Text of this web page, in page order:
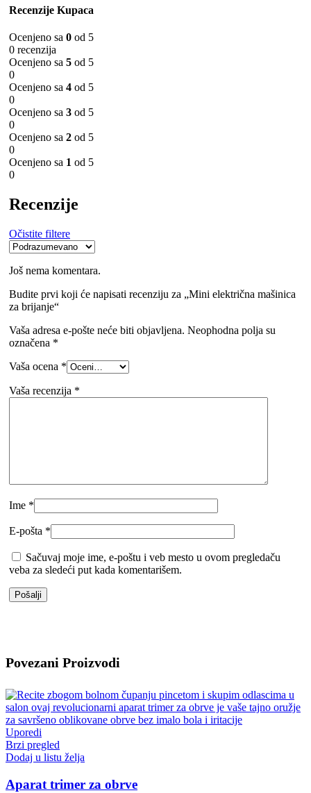
Recenzije Kupaca
Ocenjeno sa 0 od 5
0 recenzija
Ocenjeno sa 5 od 5
0
Ocenjeno sa 4 od 5
0
Ocenjeno sa 3 od 5
0
Ocenjeno sa 2 od 5
0
Ocenjeno sa 1 od 5
0
Recenzije
Očistite filtere
Još nema komentara.
Budite prvi koji će napisati recenziju za „Mini električna mašinica
za brijanje“
Vaša adresa e-pošte neće biti objavljena. Neophodna polja su
označena *
Vaša ocena *
Vaša recenzija *
Ime *
E-pošta *
Sačuvaj moje ime, e-poštu i veb mesto u ovom pregledaču
veba za sledeći put kada komentarišem.
Povezani Proizvodi
Uporedi
Brzi pregled
Dodaj u listu želja
Aparat trimer za obrve